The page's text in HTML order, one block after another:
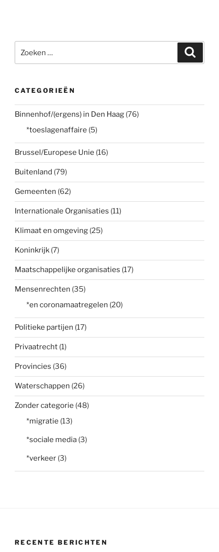
naar:
CATEGORIEËN
Binnenhof/(ergens) in Den Haag (76)
*toeslagenaffaire (5)
Brussel/Europese Unie (16)
Buitenland (79)
Gemeenten (62)
Internationale Organisaties (11)
Klimaat en omgeving (25)
Koninkrijk (7)
Maatschappelijke organisaties (17)
Mensenrechten (35)
*en coronamaatregelen (20)
Politieke partijen (17)
Privaatrecht (1)
Provincies (36)
Waterschappen (26)
Zonder categorie (48)
*migratie (13)
*sociale media (3)
*verkeer (3)
RECENTE BERICHTEN